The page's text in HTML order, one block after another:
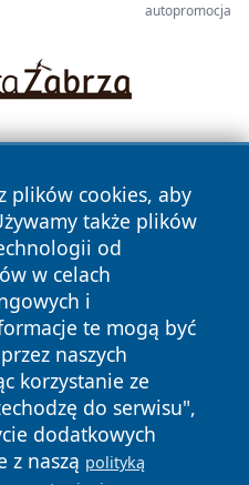
autopromocja
plików cookies, aby
także plików
od
w celach
i
te mogą być
naszych
korzystanie ze
do serwisu",
dodatkowych
z naszą polityką
Wszystkie prawa
Polityka
Cookies